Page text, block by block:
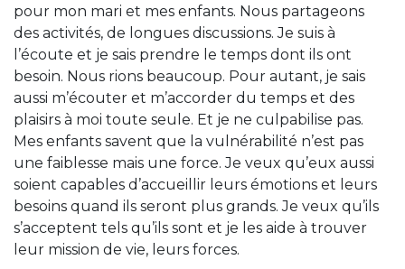
pour mon mari et mes enfants. Nous partageons
des activités, de longues discussions. Je suis à
l’écoute et je sais prendre le temps dont ils ont
besoin. Nous rions beaucoup. Pour autant, je sais
aussi m’écouter et m’accorder du temps et des
plaisirs à moi toute seule. Et je ne culpabilise pas.
Mes enfants savent que la vulnérabilité n’est pas
une faiblesse mais une force. Je veux qu’eux aussi
soient capables d’accueillir leurs émotions et leurs
besoins quand ils seront plus grands. Je veux qu’ils
s’acceptent tels qu’ils sont et je les aide à trouver
leur mission de vie, leurs forces.